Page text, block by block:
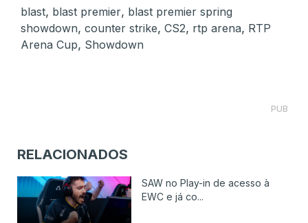
blast, blast premier, blast premier spring
showdown, counter strike, CS2, rtp arena, RTP
Arena Cup, Showdown
PUB
RELACIONADOS
SAW no Play-in de acesso à
EWC e já co...